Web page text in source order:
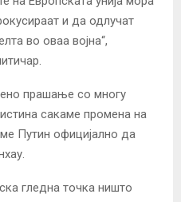
и да одлучат
во оваа војна“,
прашање со многу
сакаме промена на
Путин официјално да
гледна точка ништо